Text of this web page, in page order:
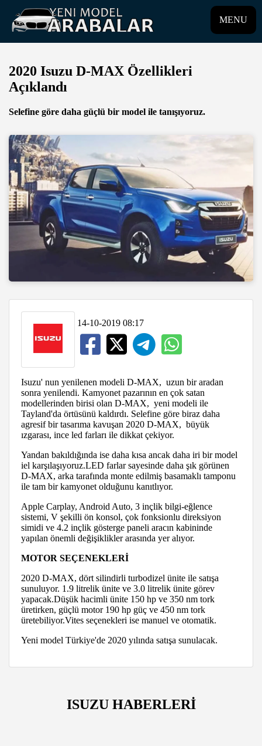
MENU
2020 Isuzu D-MAX Özellikleri
Açıklandı
Selefine göre daha güçlü bir model ile tanışıyoruz.
14-10-2019 08:17
Isuzu' nun yenilenen modeli D-MAX, uzun bir aradan
sonra yenilendi. Kamyonet pazarının en çok satan
modellerinden birisi olan D-MAX, yeni modeli ile
Tayland'da örtüsünü kaldırdı. Selefine göre biraz daha
agresif bir tasarıma kavuşan 2020 D-MAX, büyük
ızgarası, ince led farları ile dikkat çekiyor.
Yandan bakıldığında ise daha kısa ancak daha iri bir model
iel karşılaşıyoruz.LED farlar sayesinde daha şık görünen
D-MAX, arka tarafında monte edilmiş basamaklı tamponu
ile tam bir kamyonet olduğunu kanıtlıyor.
Apple Carplay, Android Auto, 3 inçlik bilgi-eğlence
sistemi, V şekilli ön konsol, çok fonksionlu direksiyon
simidi ve 4.2 inçlik gösterge paneli aracın kabininde
yapılan önemli değişiklikler arasında yer alıyor.
MOTOR SEÇENEKLERİ
2020 D-MAX, dört silindirli turbodizel ünite ile satışa
sunuluyor. 1.9 litrelik ünite ve 3.0 litrelik ünite görev
yapacak.Düşük hacimli ünite 150 hp ve 350 nm tork
üretirken, güçlü motor 190 hp güç ve 450 nm tork
üretebiliyor.Vites seçenekleri ise manuel ve otomatik.
Yeni model Türkiye'de 2020 yılında satışa sunulacak.
ISUZU HABERLERİ